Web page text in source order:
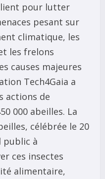
pour lutter
pesant sur
climatique, les
les frelons
causes majeures
Tech4Gaia a
actions de
000 abeilles. La
célébrée le 20
public à
ces insectes
alimentaire,